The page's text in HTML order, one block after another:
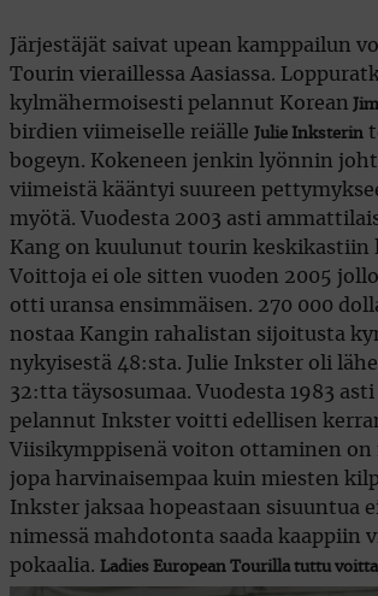
Järjestäjät saivat upean kamppailun
Tourin vieraillessa Aasiassa.
kylmähermoisesti pelannut Korean
birdien viimeiselle reiälle Julie Inksterin
bogeyn. Kokeneen jenkin lyönnin
viimeistä kääntyi suureen
myötä. Vuodesta 2003 asti
Kang on kuulunut tourin keskikastiin
Voittoja ei ole sitten vuoden 2005
otti uransa ensimmäisen. 270 000
nostaa Kangin rahalistan sijoitusta
nykyisestä 48:sta. Julie Inkster oli
32:tta täysosumaa. Vuodesta 1983
pelannut Inkster voitti edellisen
Viisikymppisenä voiton ottaminen on
jopa harvinaisempaa kuin miesten
Inkster jaksaa hopeastaan sisuuntua
nimessä mahdotonta saada kaappiin
pokaalia. Ladies European Tourilla tuttu